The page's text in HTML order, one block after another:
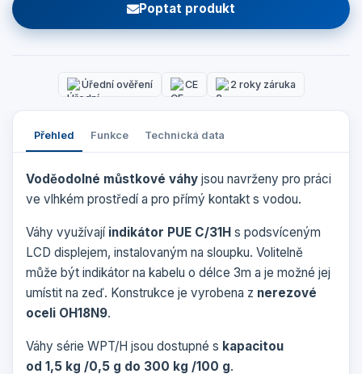
Poptat produkt
Úřední ověření CE 2 roky záruka
Přehled Funkce Technická data
Voděodolné můstkové váhy jsou navrženy pro práci
ve vlhkém prostředí a pro přímý kontakt s vodou.
Váhy využívají indikátor PUE C/31H s podsvíceným
LCD displejem, instalovaným na sloupku. Volitelně
může být indikátor na kabelu o délce 3m a je možné jej
umístit na zeď. Konstrukce je vyrobena z nerezové
oceli OH18N9.
Váhy série WPT/H jsou dostupné s kapacitou
od 1,5 kg /0,5 g do 300 kg /100 g.